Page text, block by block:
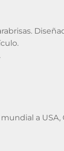
a USA,